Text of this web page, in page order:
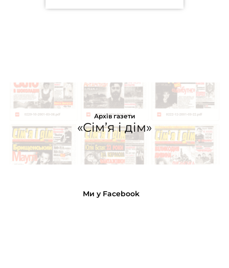
Архів газети
«Сім’я і дім»
Ми у Facebook